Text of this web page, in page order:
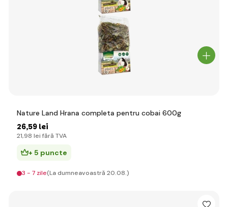
Nature Land Hrana completa pentru cobai 600g
26,59 lei
21,98 lei fără TVA
+ 5 puncte
3 - 7 zile(La dumneavoastră 20.08.)